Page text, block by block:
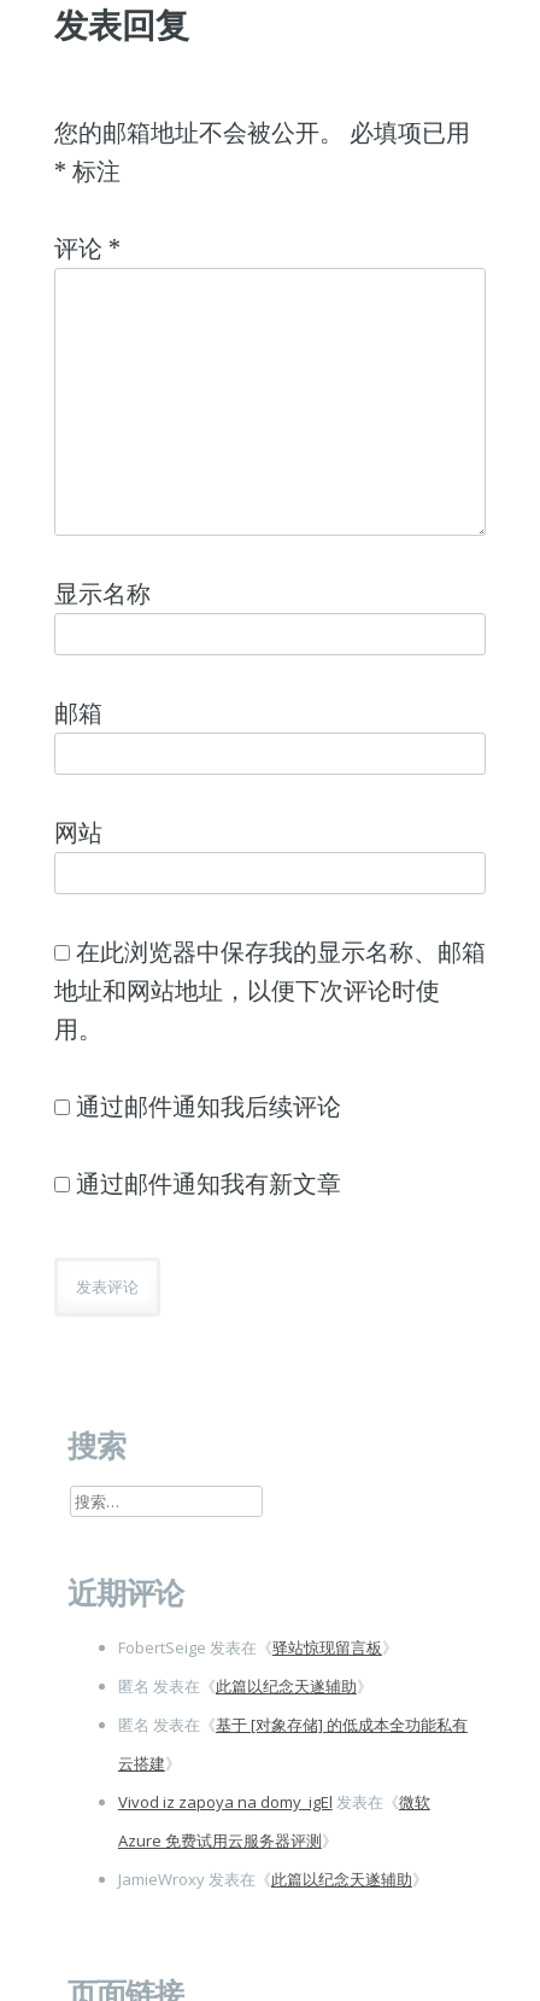
发表回复
您的邮箱地址不会被公开。
必填项已用
* 标注
评论 *
显示名称
邮箱
网站
在此浏览器中保存我的显示名称、邮箱
地址和网站地址，以便下次评论时使
用。
通过邮件通知我后续评论
通过邮件通知我有新文章
搜索
搜
近期评论
FobertSeige 发表在《驿站惊现留言板》
匿名 发表在《此篇以纪念天遂辅助》
匿名 发表在《基于 [对象存储] 的低成本全功能私有
云搭建》
Vivod iz zapoya na domy_igEl 发表在《微软
Azure 免费试用云服务器评测》
JamieWroxy发表在《此篇以纪念天遂辅助》